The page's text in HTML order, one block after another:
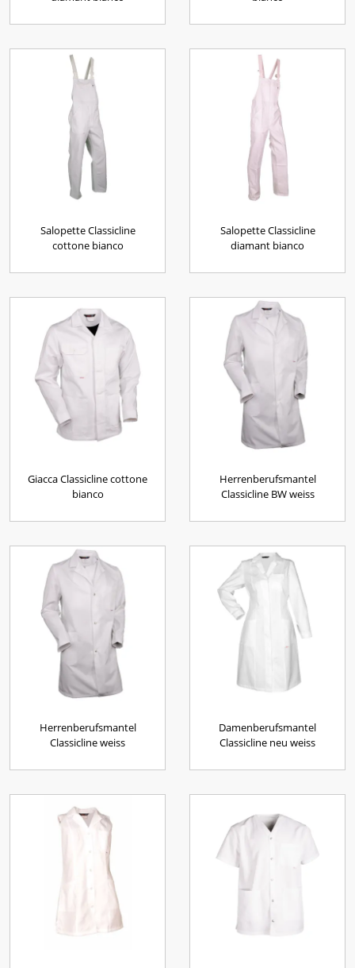
Salopette Classicline
cottone bianco
Salopette Classicline
diamant bianco
Giacca Classicline cottone
bianco
Herrenberufsmantel
Classicline BW weiss
Herrenberufsmantel
Classicline weiss
Damenberufsmantel
Classicline neu weiss